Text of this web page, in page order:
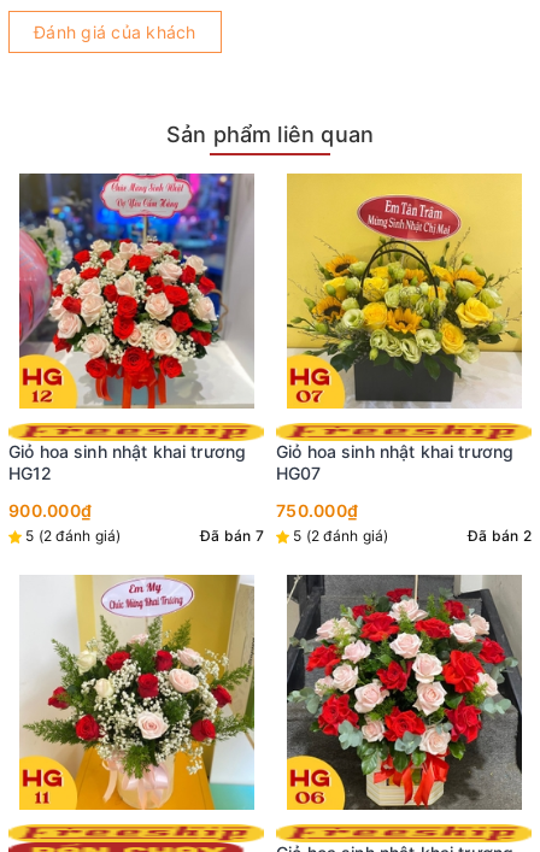
Đánh giá của khách
Sản phẩm liên quan
Giỏ hoa sinh nhật khai trương
HG07
750.000₫
5 (2 đánh giá) Đã bán 2
Giỏ hoa sinh nhật khai trương
HG01
750.000₫
Đã bán 3
Hoa khai trương KT19 Giá cạnh